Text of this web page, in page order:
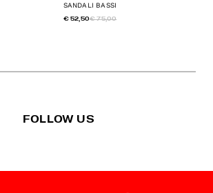
SANDALI BASSI
€ 52,50€ 75,00
FOLLOW US